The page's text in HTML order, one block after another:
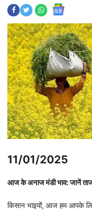
11/01/2025
आज के अनाज मंडी भाव: जानें
किसान भाइयों, आज हम आपके